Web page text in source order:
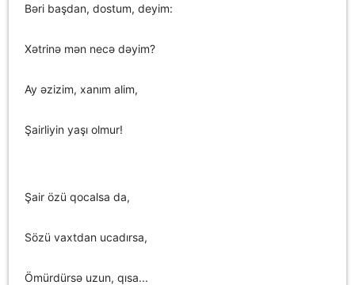
Bəri başdan, dostum, deyim:
Xətrinə mən necə dəyim?
Ay əzizim, xanım alim,
Şairliyin yaşı olmur!
Şair özü qocalsa da,
Sözü vaxtdan ucadırsa,
Ömürdürsə uzun, qısa...